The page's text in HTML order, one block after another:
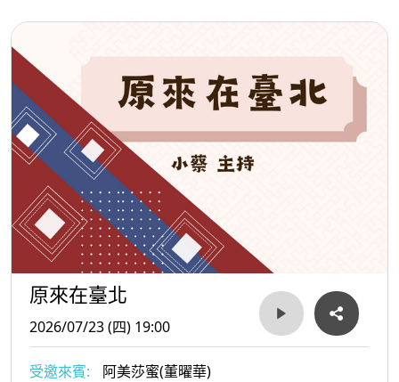
原來在臺北
2026/07/23 (四) 19:00
受邀來賓:
阿美莎蜜(董曜華)